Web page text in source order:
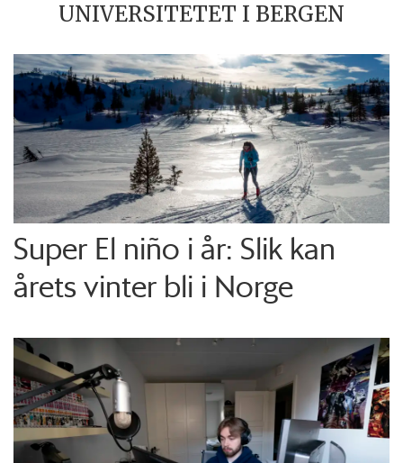
UNIVERSITETET I BERGEN
Super El niño i år: Slik kan
årets vinter bli i Norge